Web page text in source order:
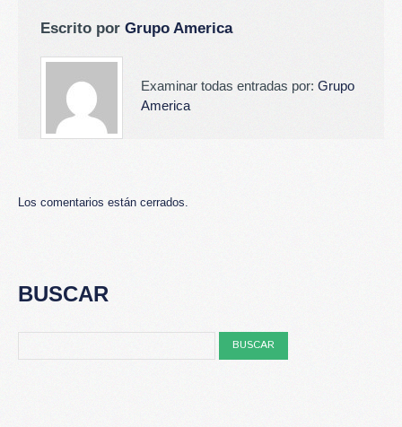
Escrito por Grupo America
Examinar todas entradas por: Grupo
America
Los comentarios están cerrados.
BUSCAR